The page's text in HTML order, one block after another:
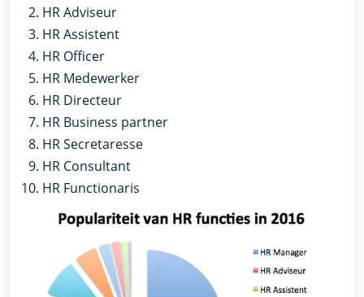
HR Adviseur
HR Assistent
HR Officer
HR Medewerker
HR Directeur
HR Business partner
HR Secretaresse
HR Consultant
HR Functionaris